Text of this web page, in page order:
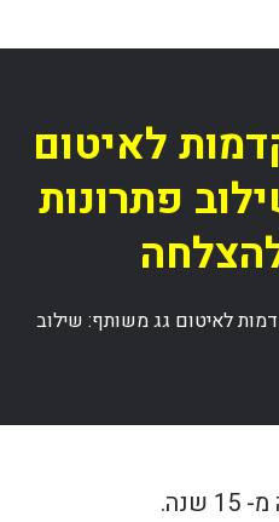
לאיטום
פתרונות
לאיטום גג משותף: שילוב